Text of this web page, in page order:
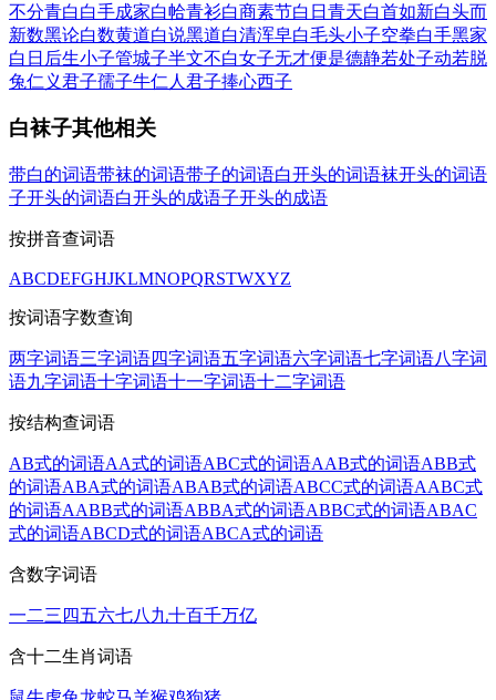
不分青白白手成家白帢青衫白商素节白日青天白首如新白头而
新数黑论白数黄道白说黑道白清浑皁白毛头小子空拳白手黑家
白日 后生小子管城子半文不白女子无才便是德静若处子动若脱
兔仁义君子孺子牛仁人君子捧心西子
白袜子其他相关
带白的词语带袜的词语带子的词语白开头的词语袜开头的词语
子开头的词语白开头的成语子开头的成语
按拼音查词语
ABCDEFGHJKLMNOPQRSTWXYZ
按词语字数查询
两字词语三字词语四字词语五字词语六字词语七字词语八字词
语九字词语十字词语十一字词语十二字词语
按结构查词语
AB式的词语AA式的词语ABC式的词语AAB式的词语ABB式
的词语ABA式的词语ABAB式的词语ABCC式的词语AABC式
的词语AABB式的词语ABBA式的词语ABBC式的词语ABAC
式的词语ABCD式的词语ABCA式的词语
含数字词语
一二三 四五六七八 九十百千万亿
含十二生肖词语